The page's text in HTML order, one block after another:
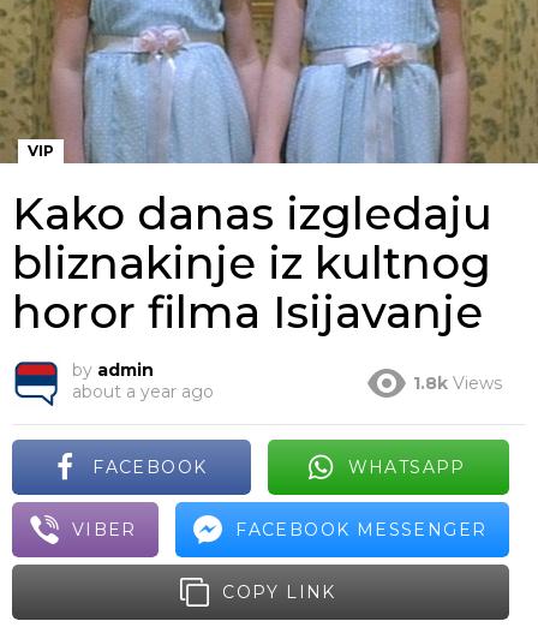
VIP
Kako danas izgledaju
bliznakinje iz kultnog
horor filma Isijavanje
by admin
about a year ago
1.8k Views
FACEBOOK WHATSAPP
VIBER FACEBOOK MESSENGER
COPY LINK